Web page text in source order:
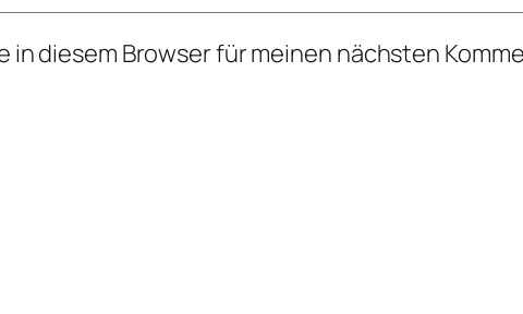
in diesem Browser für meinen nächsten